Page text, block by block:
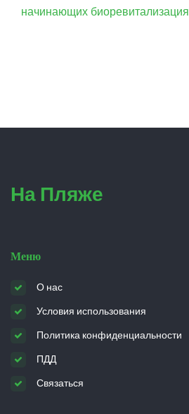
начинающих биоревитализация
На Пляже
Меню
О нас
Условия использования
Политика конфиденциальности
ПДД
Связаться